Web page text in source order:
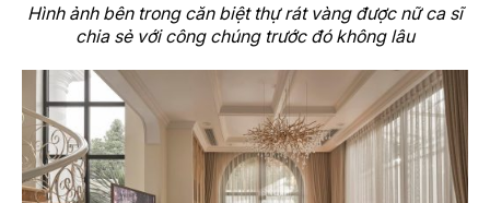
Hình ảnh bên trong căn biệt thự rát vàng được nữ ca sĩ
chia sẻ với công chúng trước đó không lâu